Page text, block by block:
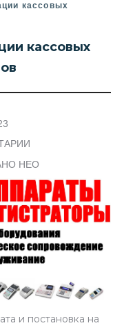
кассовых
кассовых
НЕО
и постановка на